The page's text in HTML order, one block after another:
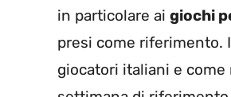
in particolare ai giochi
presi come riferimento.
giocatori italiani e